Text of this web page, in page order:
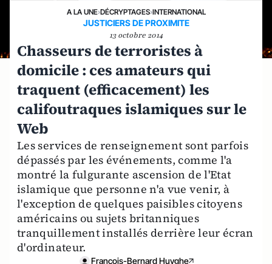
A LA UNE›DÉCRYPTAGES›INTERNATIONAL
JUSTICIERS DE PROXIMITE
13 octobre 2014
Chasseurs de terroristes à
domicile : ces amateurs qui
traquent (efficacement) les
califoutraques islamiques sur le
Web
Les services de renseignement sont parfois
dépassés par les événements, comme l'a
montré la fulgurante ascension de l'Etat
islamique que personne n'a vue venir, à
l'exception de quelques paisibles citoyens
américains ou sujets britanniques
tranquillement installés derrière leur écran
d'ordinateur.
François-Bernard Huyghe